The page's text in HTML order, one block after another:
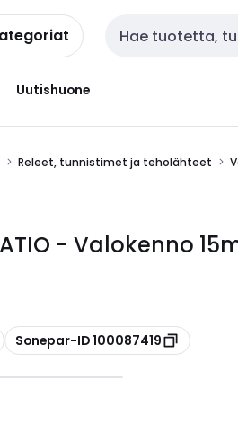
Haku
Uutishuone
Releet, tunnistimet ja teholähteet
- Valokenno
Kopioi
Sonepar-ID 100087419